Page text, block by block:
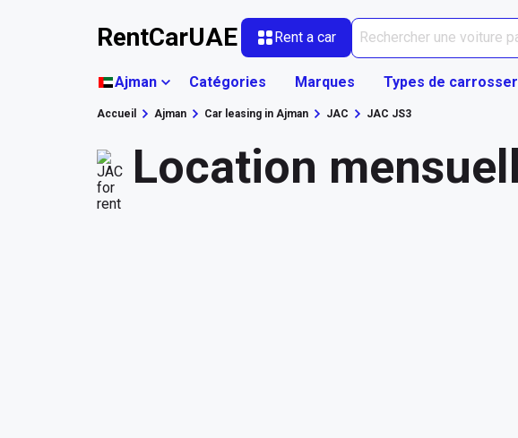
RentCarUAE Rent a car
Ajman Catégories Marques Types de
Accueil Ajman Car leasing in Ajman JAC JAC JS3
Location